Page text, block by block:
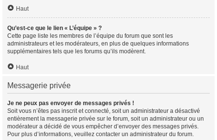
Haut
Qu’est-ce que le lien « L’équipe » ?
Cette page liste les membres de l’équipe du forum que sont les
administrateurs et les modérateurs, en plus de quelques informations
supplémentaires tels que les forums qu’ils modèrent.
Haut
Messagerie privée
Je ne peux pas envoyer de messages privés !
Soit vous n’êtes pas inscrit et connecté, soit un administrateur a désactivé
entièrement la messagerie privée sur le forum, soit un administrateur ou un
modérateur a décidé de vous empêcher d’envoyer des messages privés.
Pour plus d’informations, veuillez contacter un administrateur du forum.